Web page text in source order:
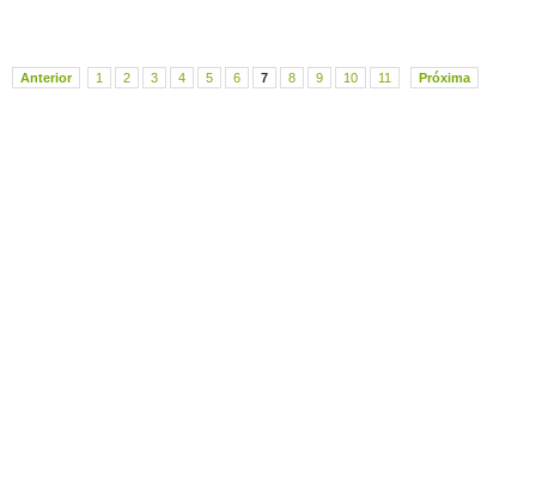
Anterior 1 2 3 4 5 6 7 8 9 10 11 Próxima